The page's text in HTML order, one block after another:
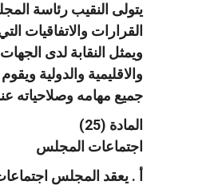
يتولى النقيب رئاسة
القرارات والاتفاقيات
ويمثل النقابة لدى الجهات
والاقليمية والدولية
جميع مهامه وصلاحياته
المادة (25)
اجتماعات المجلس
أ . يعقد المجلس